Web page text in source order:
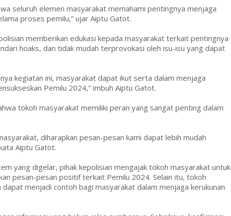
seluruh elemen masyarakat memahami pentingnya menjaga
proses pemilu,” ujar Aiptu Gatot.
memberikan edukasi kepada masyarakat terkait pentingnya
hoaks, dan tidak mudah terprovokasi oleh isu-isu yang dapat
kegiatan ini, masyarakat dapat ikut serta dalam menjaga
Pemilu 2024,” imbuh Aiptu Gatot.
tokoh masyarakat memiliki peran yang sangat penting dalam
diharapkan pesan-pesan kami dapat lebih mudah
Aiptu Gatot.
yang digelar, pihak kepolisian mengajak tokoh masyarakat untuk
pesan-pesan positif terkait Pemilu 2024. Selain itu, tokoh
menjadi contoh bagi masyarakat dalam menjaga kerukunan